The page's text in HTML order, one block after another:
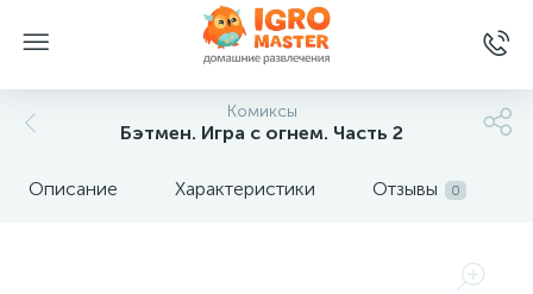
Комиксы
Бэтмен. Игра с огнем. Часть 2
Описание Характеристики Отзывы 0